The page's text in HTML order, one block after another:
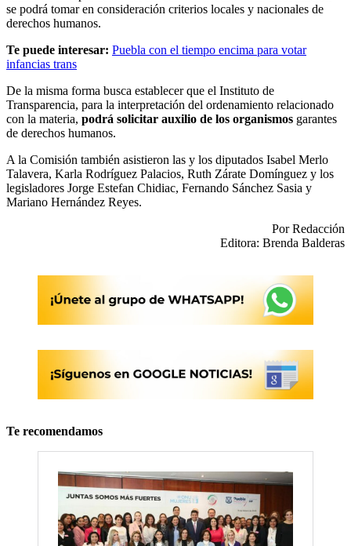
se podrá tomar en consideración criterios locales y nacionales de
derechos humanos.
Te puede interesar: Puebla con el tiempo encima para votar
infancias trans
De la misma forma busca establecer que el Instituto de
Transparencia, para la interpretación del ordenamiento relacionado
con la materia, podrá solicitar auxilio de los organismos garantes
de derechos humanos.
A la Comisión también asistieron las y los diputados Isabel Merlo
Talavera, Karla Rodríguez Palacios, Ruth Zárate Domínguez y los
legisladores Jorge Estefan Chidiac, Fernando Sánchez Sasia y
Mariano Hernández Reyes.
Por Redacción
Editora: Brenda Balderas
Te recomendamos